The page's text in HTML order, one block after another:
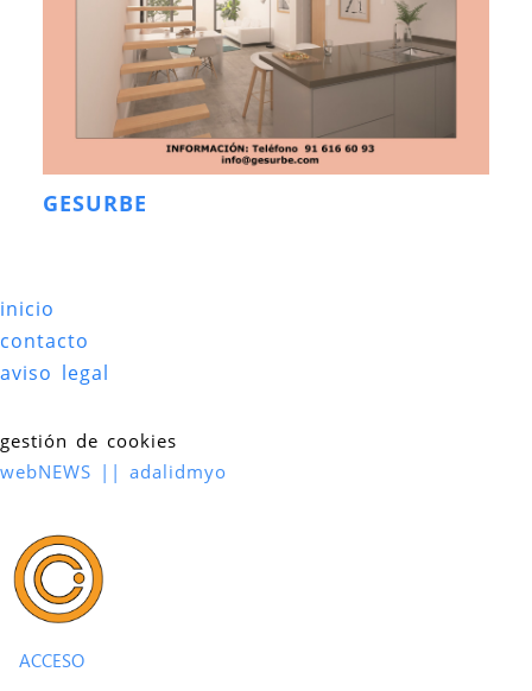
GESURBE
inicio
contacto
aviso legal
gestión de cookies
webNEWS || adalidmyo
ACCESO